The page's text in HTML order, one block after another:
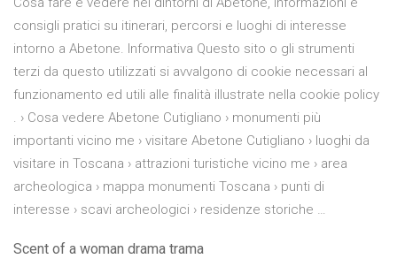
consigli pratici su itinerari, percorsi e luoghi di interesse
intorno a Abetone. Informativa Questo sito o gli strumenti
terzi da questo utilizzati si avvalgono di cookie necessari al
funzionamento ed utili alle finalità illustrate nella cookie policy
. › Cosa vedere Abetone Cutigliano › monumenti più
importanti vicino me › visitare Abetone Cutigliano › luoghi da
visitare in Toscana › attrazioni turistiche vicino me › area
archeologica › mappa monumenti Toscana › punti di
interesse › scavi archeologici › residenze storiche …
Scent of a woman drama trama